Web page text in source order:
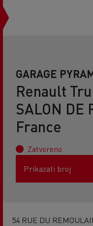
GARAGE
Renault
SALON DE
France
Zatvoreno
Prikazati broj
54 RUE DU